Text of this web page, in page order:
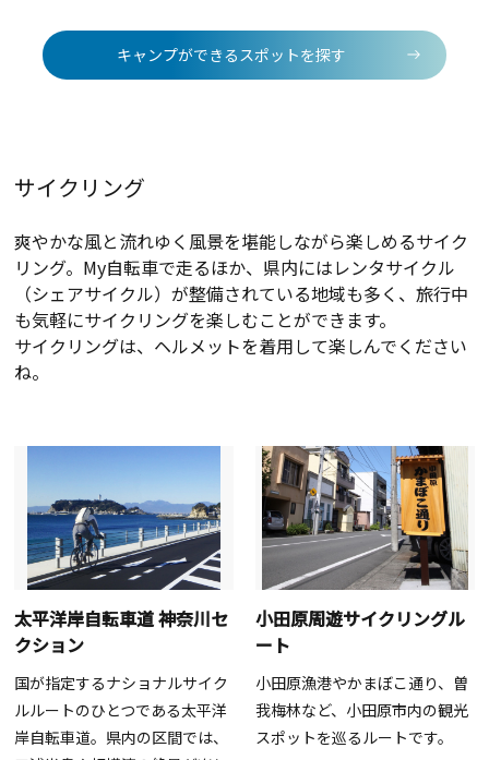
キャンプができるスポットを探す
サイクリング
爽やかな風と流れゆく風景を堪能しながら楽しめるサイク
リング。My自転車で走るほか、県内にはレンタサイクル
（シェアサイクル）が整備されている地域も多く、旅行中
も気軽にサイクリングを楽しむことができます。
サイクリングは、ヘルメットを着用して楽しんでください
ね。
太平洋岸自転車道 神奈川セ
クション
国が指定するナショナルサイク
ルルートのひとつである太平洋
岸自転車道。県内の区間では、
小田原周遊サイクリングル
ート
小田原漁港やかまぼこ通り、曽
我梅林など、小田原市内の観光
スポットを巡るルートです。